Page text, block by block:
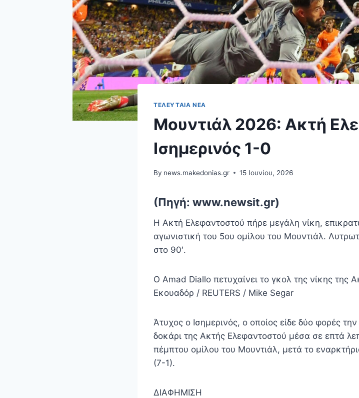
ΤΕΛΕΥΤΑΊΑ ΝΈΑ
Μουντιάλ 2026: Ακτή
Ισημερινός 1-0
By news.makedonias.gr 15 Ιουνίου, 2026
(Πηγή: www.newsit.gr)
Η Ακτή Ελεφαντοστού πήρε μεγάλη νίκη,
αγωνιστική του 5ου ομίλου του Μουντιάλ.
στο 90′.
Ο Amad Diallo πετυχαίνει το γκολ της νίκης της
Εκουαδόρ / REUTERS / Mike Segar
Άτυχος ο Ισημερινός, ο οποίος είδε δύο φορές
δοκάρι της Ακτής Ελεφαντοστού μέσα σε επτά
πέμπτου ομίλου του Μουντιάλ, μετά το
(7-1).
ΔΙΑΦΗΜΙΣΗ